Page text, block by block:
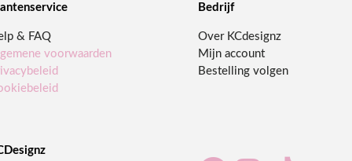
& FAQ
voorwaarden
Bedrijf
Over KCdesignz
Mijn account
Bestelling volgen